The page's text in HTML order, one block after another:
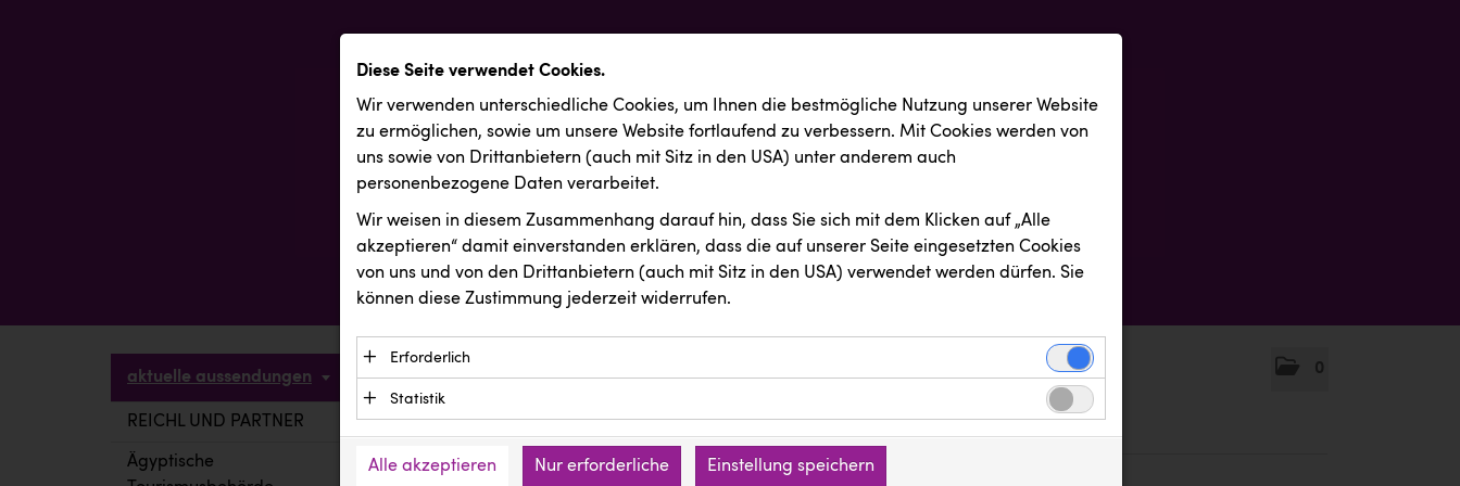
0
aktuelle aussendungen
REICHL UND PARTNER
Ägyptische
Diese Seite verwendet Cookies.
Wir verwenden unterschiedliche Cookies, um Ihnen die best­mögliche Nutzung unserer Website
zu ermöglichen, sowie um unsere Website fortlaufend zu verbessern. Mit Cookies werden von
uns sowie von Drittanbietern (auch mit Sitz in den USA) unter anderem auch
personenbezogene Daten verarbeitet.
Wir weisen in diesem Zusammenhang darauf hin, dass Sie sich mit dem Klicken auf „Alle
akzeptieren“ damit ein­ver­standen erklären, dass die auf unserer Seite eingesetzten Cookies
von uns und von den Drittanbietern (auch mit Sitz in den USA) verwendet werden dürfen. Sie
können diese Zustimmung jederzeit widerrufen.
Erforderlich
Essenzielle Cookies ermöglichen grundlegende Funktionen und sind für die einwandfreie
Funktion der Website erforderlich. Diese Cookies speichern keine personenbezogenen
Daten und werden an keine Dritten übermittelt.
Anbieter: Eigentümer der Website (Erstanbieter)
Statistik
verstehen, wie unsere Besucher unsere Website nutzen.
Alle akzeptieren Nur erforderliche Einstellung speichern